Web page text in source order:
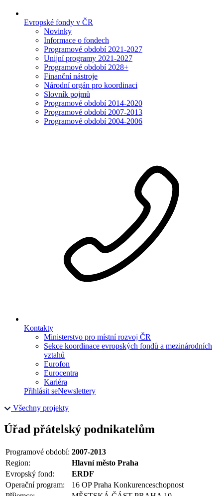
Evropské fondy v ČR
Novinky
Informace o fondech
Programové období 2021-2027
Unijní programy 2021-2027
Programové období 2028+
Finanční nástroje
Národní orgán pro koordinaci
Slovník pojmů
Programové období 2014-2020
Programové období 2007-2013
Programové období 2004-2006
Kontakty
Ministerstvo pro místní rozvoj ČR
Sekce koordinace evropských fondů a mezinárodních
vztahů
Eurofon
Eurocentra
Kariéra
Přihlásit seNewslettery
Všechny projekty
Úřad přátelský podnikatelům
Programové období: 2007-2013
Region:
Hlavní město Praha
Evropský fond:
ERDF
Operační program:
16 OP Praha Konkurenceschopnost